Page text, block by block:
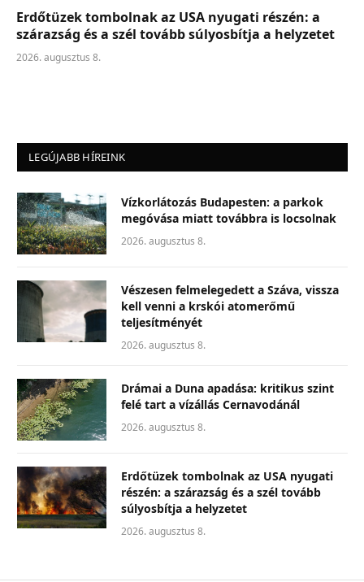
Erdőtüzek tombolnak az USA nyugati részén: a
szárazság és a szél tovább súlyosbítja a helyzetet
2026. augusztus 8.
LEGÚJABB HÍREINK
Vízkorlátozás Budapesten: a parkok
megóvása miatt továbbra is locsolnak
2026. augusztus 8.
Vészesen felmelegedett a Száva, vissza
kell venni a krskói atomerőmű
teljesítményét
2026. augusztus 8.
Drámai a Duna apadása: kritikus szint
felé tart a vízállás Cernavodánál
2026. augusztus 8.
Erdőtüzek tombolnak az USA nyugati
részén: a szárazság és a szél tovább
súlyosbítja a helyzetet
2026. augusztus 8.